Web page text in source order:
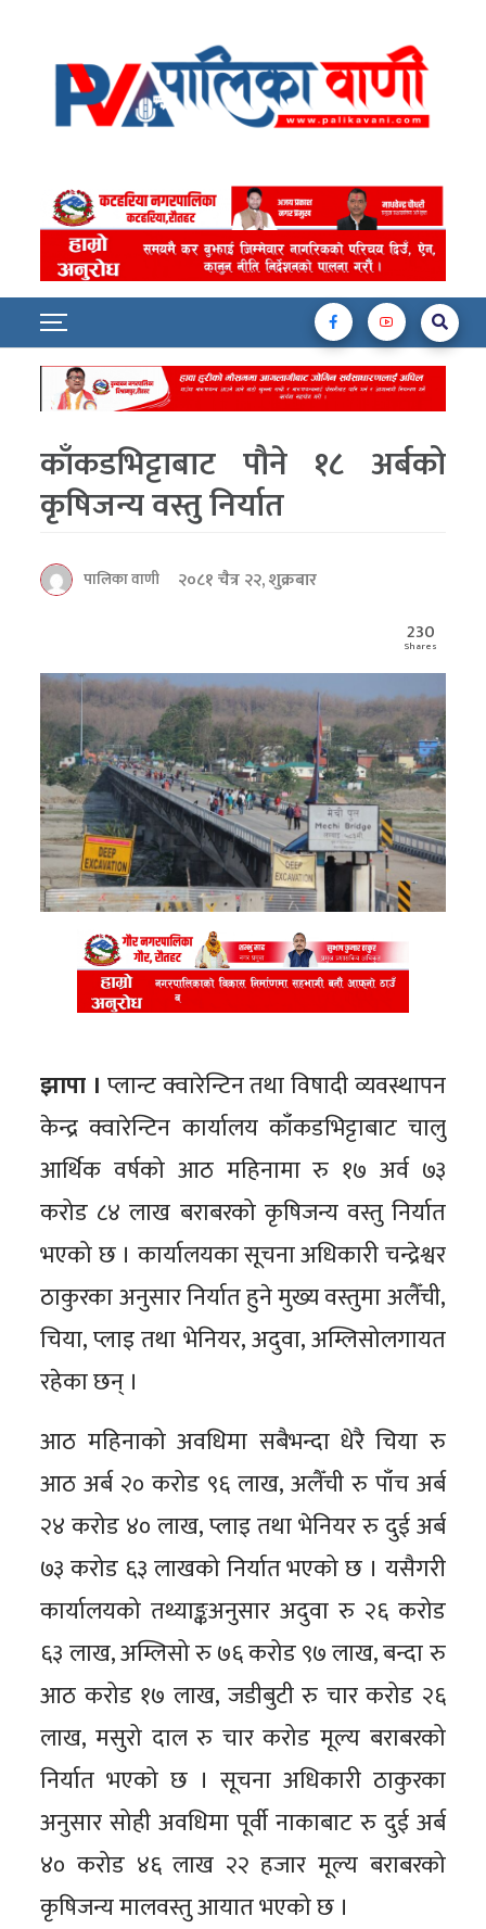
काँकडभिट्टाबाट पौने १८ अर्बको
कृषिजन्य वस्तु निर्यात
पालिका वाणी
२०८१ चैत्र २२, शुक्रबार
230
Shares
झापा । प्लान्ट क्वारेन्टिन तथा विषादी व्यवस्थापन
केन्द्र क्वारेन्टिन कार्यालय काँकडभिट्टाबाट चालु
आर्थिक वर्षको आठ महिनामा रु १७ अर्व ७३
करोड ८४ लाख बराबरको कृषिजन्य वस्तु निर्यात
भएको छ । कार्यालयका सूचना अधिकारी चन्द्रेश्वर
ठाकुरका अनुसार निर्यात हुने मुख्य वस्तुमा अलैँची,
चिया, प्लाइ तथा भेनियर, अदुवा, अम्लिसोलगायत
रहेका छन् ।
आठ महिनाको अवधिमा सबैभन्दा धेरै चिया रु
आठ अर्ब २० करोड ९६ लाख, अलैँची रु पाँच अर्ब
२४ करोड ४० लाख, प्लाइ तथा भेनियर रु दुई अर्ब
७३ करोड ६३ लाखको निर्यात भएको छ । यसैगरी
कार्यालयको तथ्याङ्कअनुसार अदुवा रु २६ करोड
६३ लाख, अम्लिसो रु ७६ करोड ९७ लाख, बन्दा रु
आठ करोड १७ लाख, जडीबुटी रु चार करोड २६
लाख, मसुरो दाल रु चार करोड मूल्य बराबरको
निर्यात भएको छ । सूचना अधिकारी ठाकुरका
अनुसार सोही अवधिमा पूर्वी नाकाबाट रु दुई अर्ब
४० करोड ४६ लाख २२ हजार मूल्य बराबरको
कृषिजन्य मालवस्तु आयात भएको छ ।